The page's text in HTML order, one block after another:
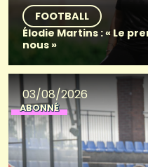
FOOTBALL
Élodie Martins : « Le
nous »
03/08/2026
ABONNÉ